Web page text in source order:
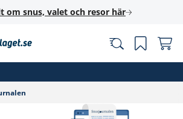
om snus, valet och resor här